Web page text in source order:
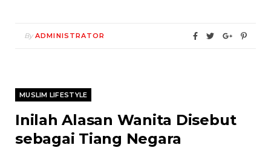
By ADMINISTRATOR
MUSLIM LIFESTYLE
Inilah Alasan Wanita Disebut
sebagai Tiang Negara